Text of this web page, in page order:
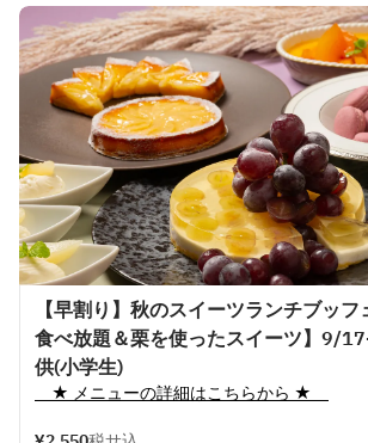
【早割り】秋のスイーツランチブッ
食べ放題＆栗を使ったスイーツ】9/
供(小学生)
★ メニューの詳細はこちらから ★